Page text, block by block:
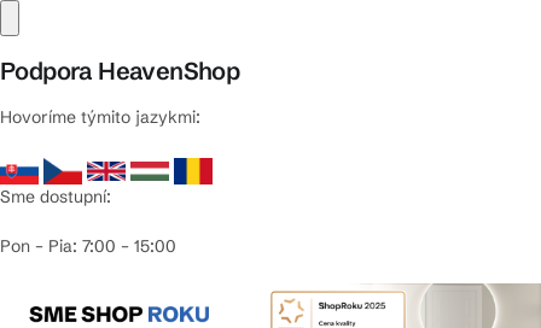
Podpora HeavenShop
Hovoríme týmito jazykmi:
Sme dostupní:
Pon – Pia: 7:00 – 15:00